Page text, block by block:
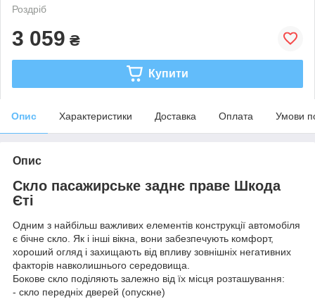
Роздріб
3 059 ₴
Купити
Опис Характеристики Доставка Оплата Умови
Опис
Скло пасажирське заднє праве Шкода
Єті
Одним з найбільш важливих елементів конструкції автомобіля
є бічне скло. Як і інші вікна, вони забезпечують комфорт,
хороший огляд і захищають від впливу зовнішніх негативних
факторів навколишнього середовища.
Бокове скло поділяють залежно від їх місця розташування:
- скло передніх дверей (опускне)